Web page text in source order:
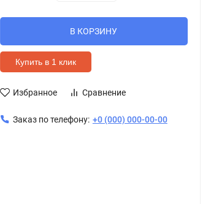
В КОРЗИНУ
Купить в 1 клик
Избранное Сравнение
Заказ по телефону: +0 (000) 000-00-00